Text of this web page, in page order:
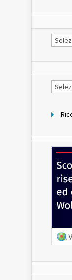
Le
Notizie
Notizie
per